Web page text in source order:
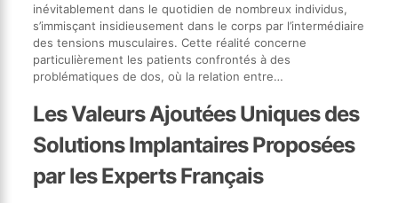
inévitablement dans le quotidien de nombreux individus,
s’immisçant insidieusement dans le corps par l’intermédiaire
des tensions musculaires. Cette réalité concerne
particulièrement les patients confrontés à des
problématiques de dos, où la relation entre…
Les Valeurs Ajoutées Uniques des
Solutions Implantaires Proposées
par les Experts Français